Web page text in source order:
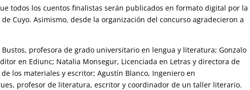
todos los cuentos finalistas serán publicados en formato digital por la
Cuyo. Asimismo, desde la organización del concurso agradecieron a
Bustos, profesora de grado universitario en lengua y literatura; Gonzalo
en Ediunc; Natalia Monsegur, Licenciada en Letras y directora de
los materiales y escritor; Agustín Blanco, Ingeniero en
profesor de literatura, escritor y coordinador de un taller literario.